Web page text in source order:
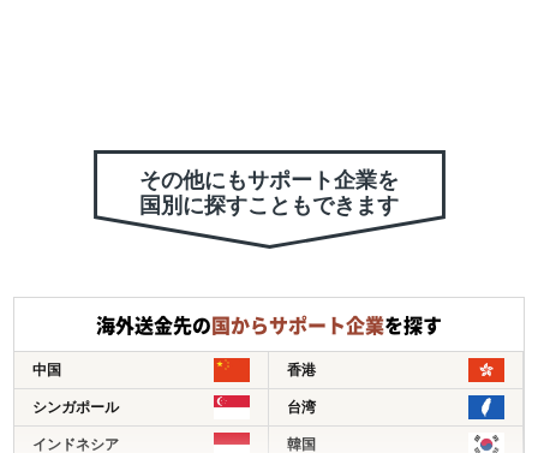
その他にもサポート企業を
国別に探すこともできます
海外送金先の国からサポート企業を探す
中国 香港
シンガポール 台湾
インドネシア 韓国